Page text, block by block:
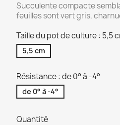
Succulente compacte
feuilles sont vert gris,
Taille du pot de culture : 5,5
5,5 cm
Résistance : de 0° à -4°
de 0° à -4°
Quantité